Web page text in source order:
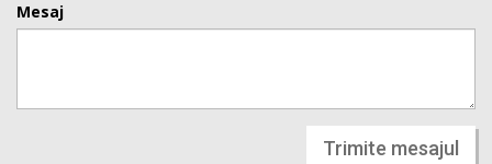
Mesaj
Trimite mesajul